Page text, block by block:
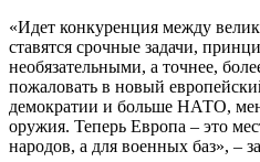
«Идет конкуренция между
ставятся срочные задачи,
необязательными, а точнее,
пожаловать в новый
демократии и больше НАТО,
оружия. Теперь Европа – это
народов, а для военных баз», –